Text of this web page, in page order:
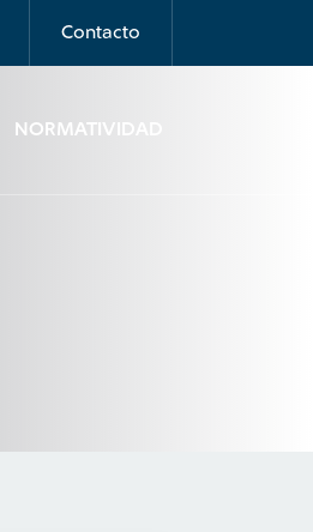
Contacto
NORMATIVIDAD